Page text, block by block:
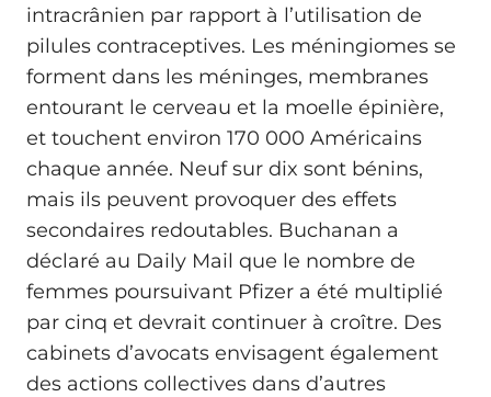
intracrânien par rapport à l’utilisation de
pilules contraceptives. Les méningiomes se
forment dans les méninges, membranes
entourant le cerveau et la moelle épinière,
et touchent environ 170 000 Américains
chaque année. Neuf sur dix sont bénins,
mais ils peuvent provoquer des effets
secondaires redoutables. Buchanan a
déclaré au Daily Mail que le nombre de
femmes poursuivant Pfizer a été multiplié
par cinq et devrait continuer à croître. Des
cabinets d’avocats envisagent également
des actions collectives dans d’autres